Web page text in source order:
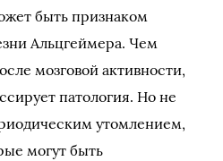
быть признаком
Альцгеймера. Чем
мозговой активности,
патология. Но не
утомлением,
могут быть